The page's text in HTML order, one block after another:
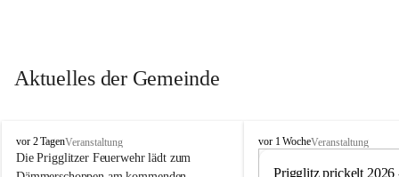
Aktuelles der Gemeinde
P
r
vor 2 TagenVeranstaltung
Die Prigglitzer Feuerwehr lädt zum
P
vor 1 WocheVeranstaltung
Prigglitz prickelt 2026